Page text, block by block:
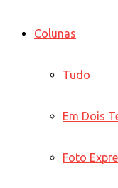
Colunas
Tudo
Em Dois
Foto